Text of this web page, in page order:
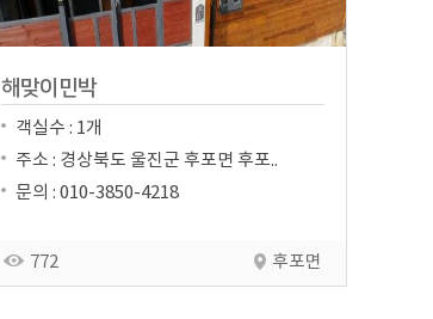
해맞이민박
객실수 : 1개
주소 : 경상북도 울진군 후포면 후포..
문의 : 010-3850-4218
772 후포면